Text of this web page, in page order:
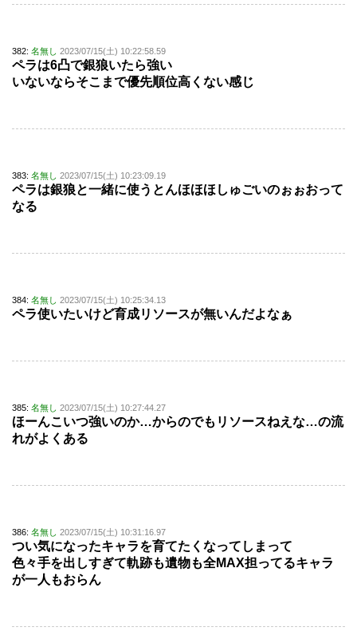
382: 名無し 2023/07/15(土) 10:22:58.59
ペラは6凸で銀狼いたら強い
いないならそこまで優先順位高くない感じ
383: 名無し 2023/07/15(土) 10:23:09.19
ペラは銀狼と一緒に使うとんほほほしゅごいのぉぉおって
なる
384: 名無し 2023/07/15(土) 10:25:34.13
ペラ使いたいけど育成リソースが無いんだよなぁ
385: 名無し 2023/07/15(土) 10:27:44.27
ほーんこいつ強いのか…からのでもリソースねえな…の流
れがよくある
386: 名無し 2023/07/15(土) 10:31:16.97
つい気になったキャラを育てたくなってしまって
色々手を出しすぎて軌跡も遺物も全MAX担ってるキャラ
が一人もおらん